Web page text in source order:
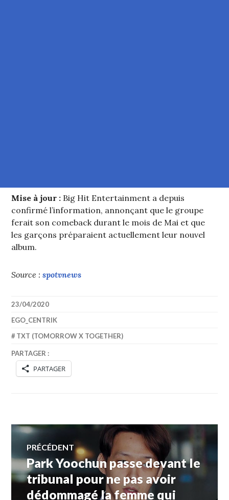
Mise à jour : Big Hit Entertainment a depuis
confirmé l’information, annonçant que le groupe
ferait son comeback durant le mois de Mai et que
les garçons préparaient actuellement leur nouvel
album.
Source :spotvnews
23/04/2020
EGO_CENTRIK
TXT (TOMORROW X TOGETHER)
PARTAGER :
PARTAGER
Navigation
de
PRÉCÉDENT
Article
précédent :
Park Yoochun passe devant le
tribunal pour ne pas avoir
dédommagé la femme qui